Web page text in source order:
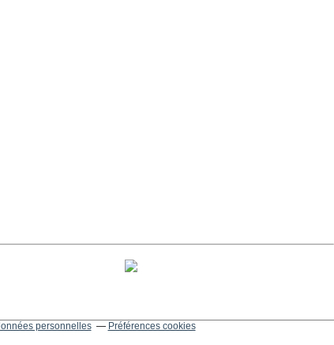
personnelles Préférences cookies